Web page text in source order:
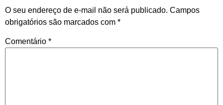
O seu endereço de e-mail não será publicado. Campos
obrigatórios são marcados com *
Comentário *